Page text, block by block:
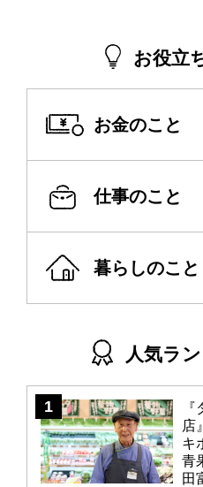
お役立
お金のこと
仕事のこと
暮らしのこと
人気ラ
店
キ
青
田